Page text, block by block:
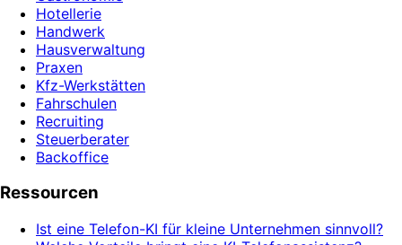
Hotellerie
Handwerk
Hausverwaltung
Praxen
Kfz-Werkstätten
Fahrschulen
Recruiting
Steuerberater
Backoffice
Ressourcen
Ist eine Telefon-KI für kleine Unternehmen sinnvoll?